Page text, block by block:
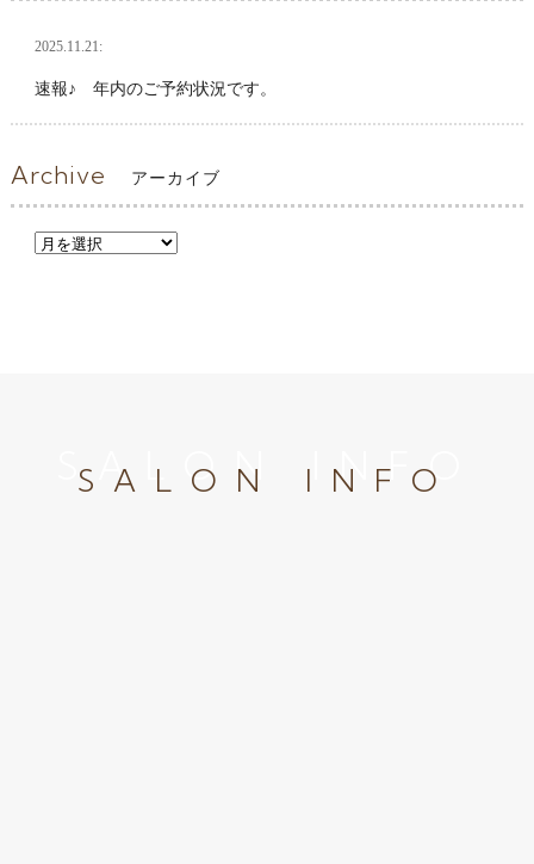
2025.11.21:
速報♪ 年内のご予約状況です。
Archive アーカイブ
SALON INFO
SALON INFO